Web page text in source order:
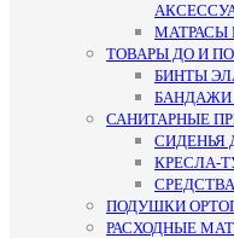
МАТРАСЫ
ТОВАРЫ ДО И
БИНТЫ
БАНДАЖИ
САНИТАРНЫЕ
СИДЕНЬЯ
КРЕСЛА-
ПОДУШКИ
РАСХОДНЫЕ